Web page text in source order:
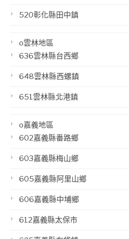
520彰化縣田中鎮
o雲林地區
636雲林縣台西鄉
648雲林縣西螺鎮
651雲林縣北港鎮
o嘉義地區
602嘉義縣番路鄉
603嘉義縣梅山鄉
605嘉義縣阿里山鄉
606嘉義縣中埔鄉
612嘉義縣太保市